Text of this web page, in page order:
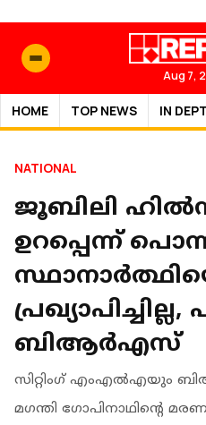
Aug 7,
HOME TOP NEWS IN
NATIONAL
ജൂബിലി
ഉറപ്പെന്ന്
ബിആർഎസ്
സിറ്റിംഗ് എംഎല്‍എയും
മഗന്തി ഗോപിനാഥിന്റെ